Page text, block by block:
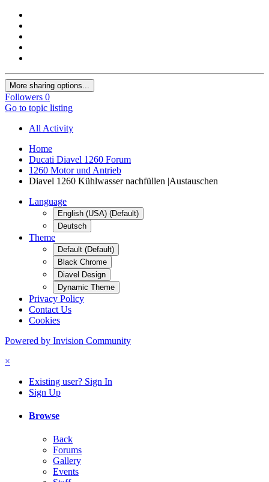
More sharing options...
Followers 0
Go to topic listing
All Activity
Home
Ducati Diavel 1260 Forum
1260 Motor und Antrieb
Diavel 1260 Kühlwasser nachfüllen |Austauschen
Language
English (USA) (Default)
Deutsch
Theme
Default (Default)
Black Chrome
Diavel Design
Dynamic Theme
Privacy Policy
Contact Us
Cookies
Powered by Invision Community
×
Existing user? Sign In
Sign Up
Browse
Back
Forums
Gallery
Events